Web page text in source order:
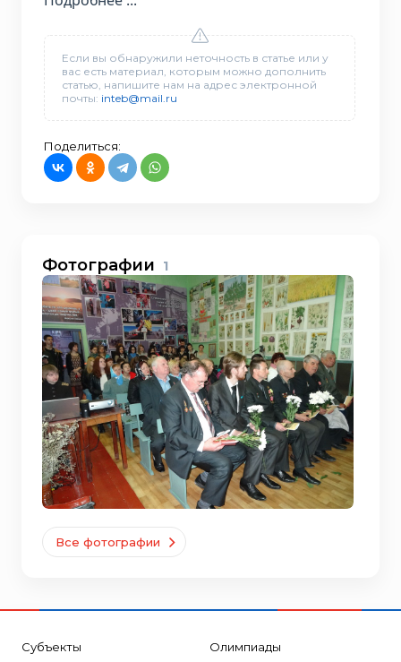
Если вы обнаружили неточность в статье или у
вас есть материал, которым можно дополнить
статью, напишите нам на адрес электронной
почты: inteb@mail.ru
Поделиться:
Фотографии 1
Все фотографии
Субъекты
Олимпиады